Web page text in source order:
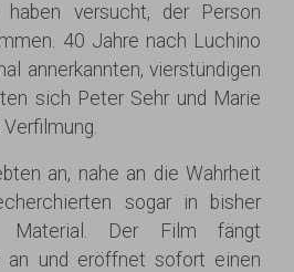
haben versucht, der Person
40 Jahre nach Luchino
annerkannten, vierstündigen
sich Peter Sehr und Marie
an, nahe an die Wahrheit
sogar in bisher
Material. Der Film fängt
an und eröffnet sofort einen